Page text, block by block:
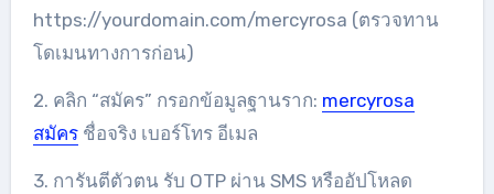
https://yourdomain.com/mercyrosa (ตรวจทาน
โดเมนทางการก่อน)
2. คลิก “สมัคร” กรอกข้อมูลฐานราก: mercyrosa
สมัครชื่อจริง เบอร์โทร อีเมล
3. การันตีตัวตน รับ OTP ผ่าน SMS หรืออัปโหลด